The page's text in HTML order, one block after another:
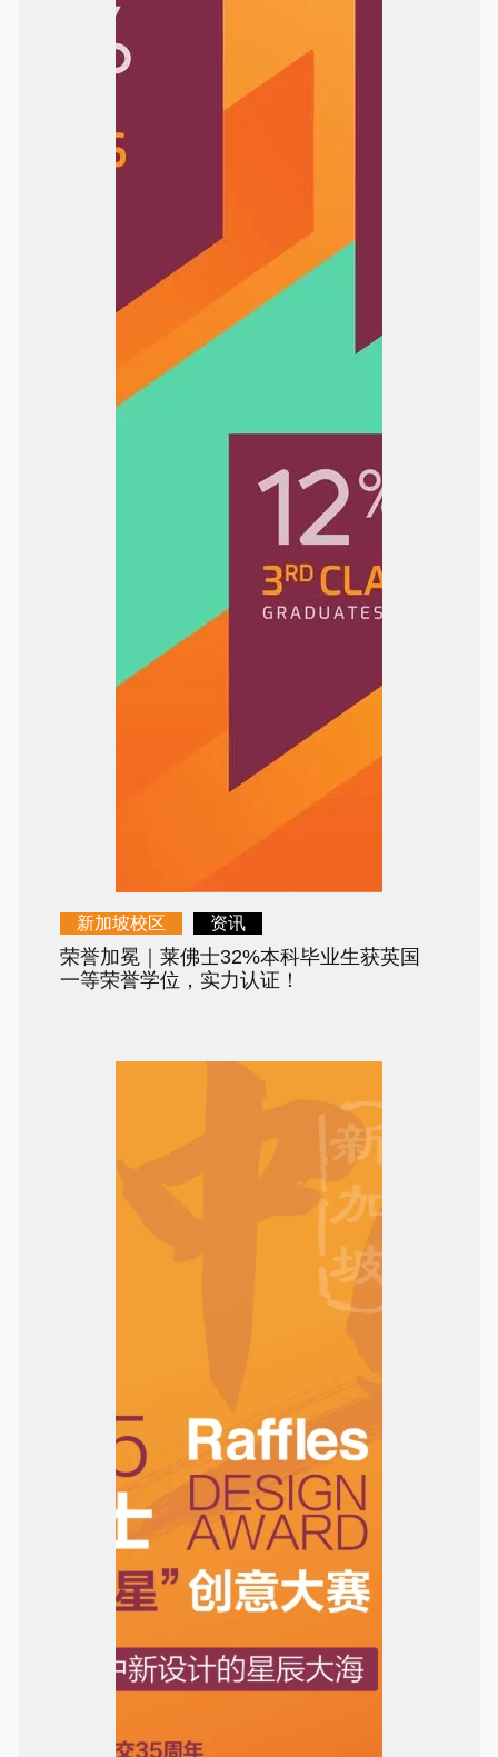
新加坡校区 资讯
荣誉加冕｜莱佛士32%本科毕业生获英国
一等荣誉学位，实力认证！